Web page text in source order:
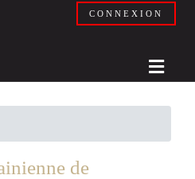
CONNEXION
de